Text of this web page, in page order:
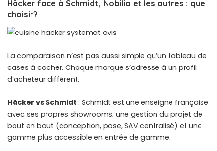
Häcker face à Schmidt, Nobilia et les autres : que
choisir?
La comparaison n’est pas aussi simple qu’un tableau de
cases à cocher. Chaque marque s’adresse à un profil
d’acheteur différent.
Häcker vs Schmidt : Schmidt est une enseigne française
avec ses propres showrooms, une gestion du projet de
bout en bout (conception, pose, SAV centralisé) et une
gamme plus accessible en entrée de gamme.